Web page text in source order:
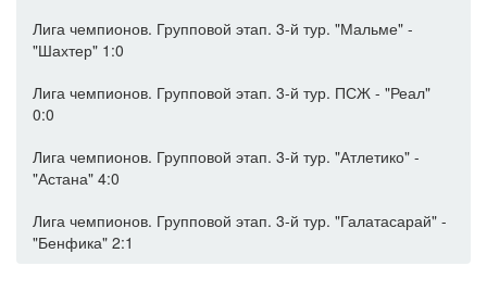
Лига чемпионов. Групповой этап. 3-й тур. "Мальме" -
"Шахтер" 1:0
Лига чемпионов. Групповой этап. 3-й тур. ПСЖ - "Реал"
0:0
Лига чемпионов. Групповой этап. 3-й тур. "Атлетико" -
"Астана" 4:0
Лига чемпионов. Групповой этап. 3-й тур. "Галатасарай" -
"Бенфика" 2:1